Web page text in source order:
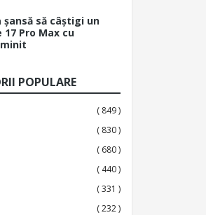
șansă să câștigi un
17 Pro Max cu
POPULARE
( 849 )
( 830 )
( 680 )
( 440 )
( 331 )
( 232 )